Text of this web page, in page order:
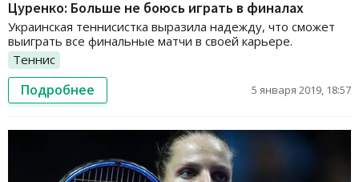
Цуренко: Больше не боюсь играть в финалах
Украинская теннисистка выразила надежду, что сможет
выиграть все финальные матчи в своей карьере.
Теннис
Подробнее 5 января 2019, 18:57